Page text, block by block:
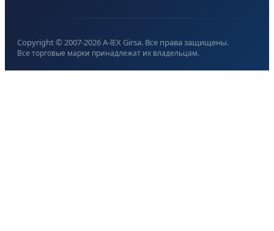
Copyright © 2007-2026A-lEX Girsa. Все права защищены.
Все торговые марки принадлежат их владельцам.